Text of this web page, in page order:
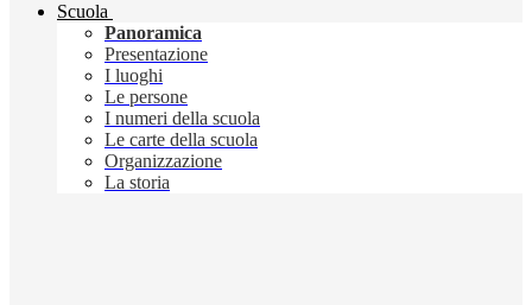
Scuola
Panoramica
Presentazione
I luoghi
Le persone
I numeri della scuola
Le carte della scuola
Organizzazione
La storia